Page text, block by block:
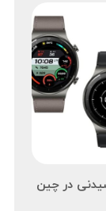
در چین